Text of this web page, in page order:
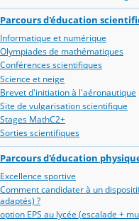
Parcours d'éducation
Informatique et numérique
Olympiades de mathématiques
Conférences scientifiques
Science et neige
Brevet d'initiation à l'aéronautique
Site de vulgarisation scientifique
Stages MathC2+
Sorties scientifiques
Parcours d'éducation
Excellence sportive
Comment candidater à un
adaptés) ?
option EPS au lycée (escalade +